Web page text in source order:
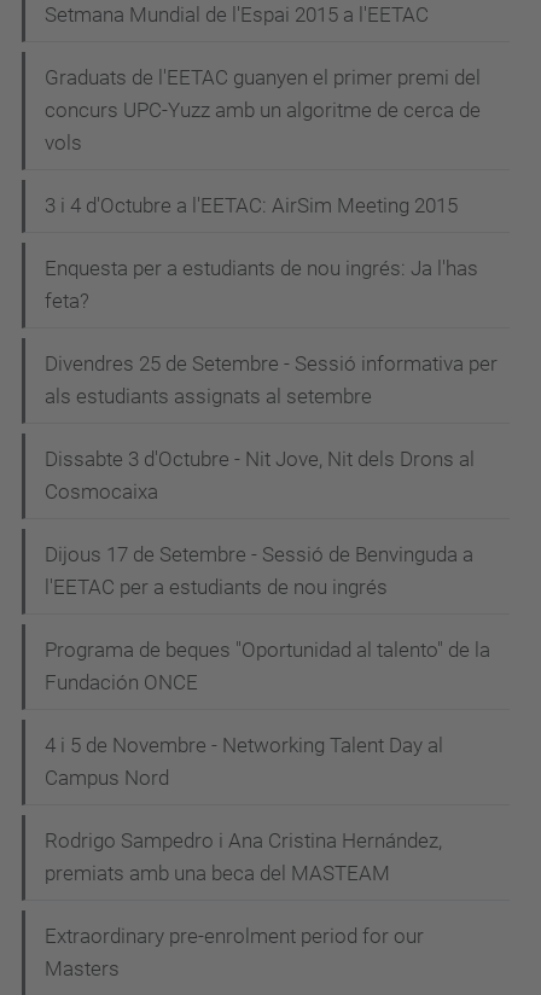
Setmana Mundial de l'Espai 2015 a l'EETAC
Graduats de l'EETAC guanyen el primer premi del
concurs UPC-Yuzz amb un algoritme de cerca de
vols
3 i 4 d'Octubre a l'EETAC: AirSim Meeting 2015
Enquesta per a estudiants de nou ingrés: Ja l'has
feta?
Divendres 25 de Setembre - Sessió informativa per
als estudiants assignats al setembre
Dissabte 3 d'Octubre - Nit Jove, Nit dels Drons al
Cosmocaixa
Dijous 17 de Setembre - Sessió de Benvinguda a
l'EETAC per a estudiants de nou ingrés
Programa de beques "Oportunidad al talento" de la
Fundación ONCE
4 i 5 de Novembre - Networking Talent Day al
Campus Nord
Rodrigo Sampedro i Ana Cristina Hernández,
premiats amb una beca del MASTEAM
Extraordinary pre-enrolment period for our
Masters